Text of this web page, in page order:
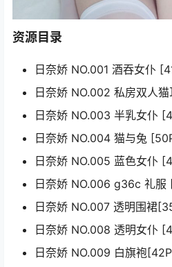
资源目录
日奈娇 NO.001 酒吞女仆
日奈娇 NO.002 私房双人
日奈娇 NO.003 半乳女仆
日奈娇 NO.004 猫与兔
日奈娇 NO.005 蓝色女仆
日奈娇 NO.006 g36c 礼服
日奈娇 NO.007 透明围裙
日奈娇 NO.008 透明女仆
日奈娇 NO.009 白旗袍